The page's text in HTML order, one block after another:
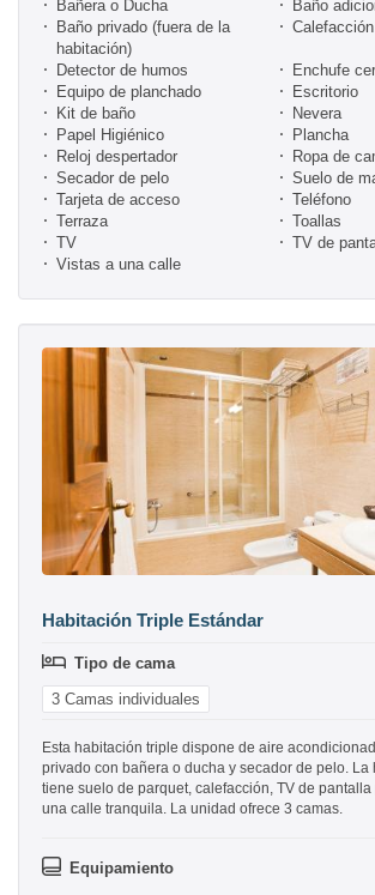
Bañera o Ducha
Baño
Baño privado (fuera de la
habitación)
Calefacción
Detector de humos
Enchufe
Equipo de planchado
Escritorio
Kit de baño
Nevera
Papel Higiénico
Plancha
Reloj despertador
Ropa de
Secador de pelo
Suelo de
Tarjeta de acceso
Teléfono
Terraza
Toallas
TV
TV de
Vistas a una calle
Habitación Triple Estándar
Tipo de cama
3 Camas individuales
Esta habitación triple dispone de aire
privado con bañera o ducha y secador de pelo. La
tiene suelo de parquet, calefacción, TV de
una calle tranquila. La unidad ofrece 3 camas.
Equipamiento